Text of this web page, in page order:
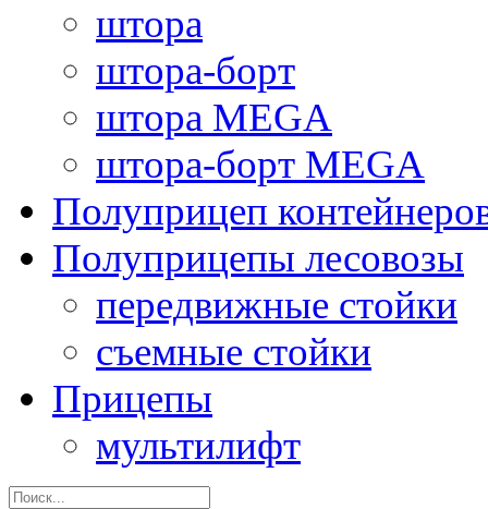
штора
штора-борт
штора MEGA
штора-борт MEGA
Полуприцеп
Полуприцепы лесовозы
передвижные стойки
съемные стойки
Прицепы
мультилифт